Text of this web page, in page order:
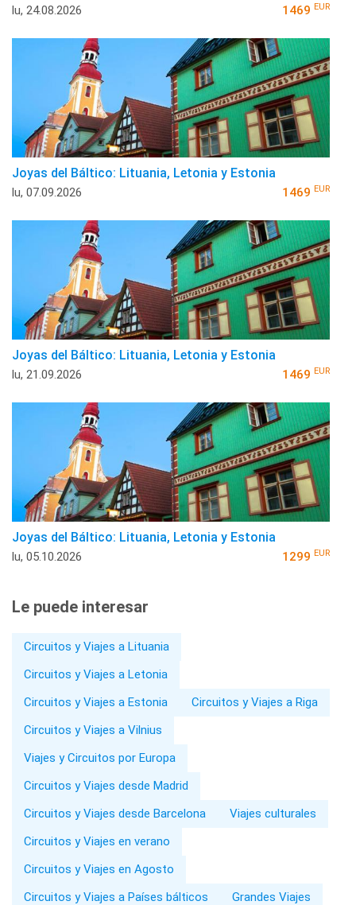
lu, 24.08.2026 1469 EUR
Joyas del Báltico: Lituania, Letonia y Estonia
lu, 07.09.2026 1469 EUR
Joyas del Báltico: Lituania, Letonia y Estonia
lu, 21.09.2026 1469 EUR
Joyas del Báltico: Lituania, Letonia y Estonia
lu, 05.10.2026 1299 EUR
Le puede interesar
Circuitos y Viajes a Lituania
Circuitos y Viajes a Letonia
Circuitos y Viajes a Estonia
Circuitos y Viajes a Riga
Circuitos y Viajes a Vilnius
Viajes y Circuitos por Europa
Circuitos y Viajes desde Madrid
Circuitos y Viajes desde Barcelona
Viajes culturales
Circuitos y Viajes en verano
Circuitos y Viajes en Agosto
Circuitos y Viajes a Países bálticos
Grandes Viajes